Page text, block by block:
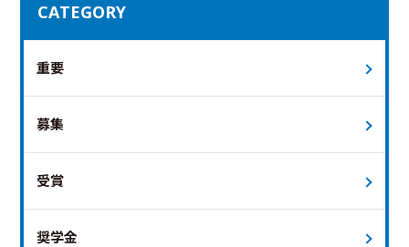
CATEGORY
重要
募集
受賞
奨学金